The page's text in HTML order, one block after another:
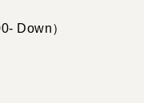
Down）